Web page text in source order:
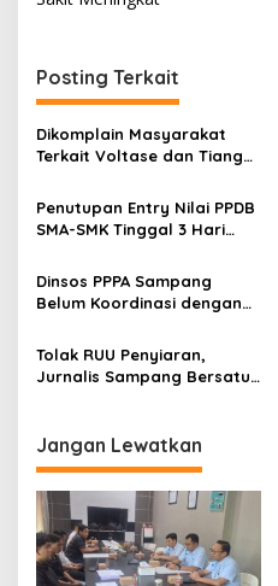
Posting Terkait
Dikomplain Masyarakat
Terkait Voltase dan Tiang
Manager PLN ULP Sampang
Penutupan Entry Nilai PPDB
SMA-SMK Tinggal 3 Hari
Dinsos PPPA Sampang
Belum Koordinasi dengan
Perbup Disabilitas
Tolak RUU Penyiaran,
Jurnalis Sampang Bersatu
Jangan Lewatkan